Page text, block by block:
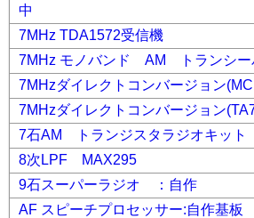
中
7MHz TDA1572受信機
7MHz モノバンド AM トランシー
7MHzダイレクトコンバージョン
7MHzダイレクトコンバージョン
7石AM トランジスタラジオキット
8次LPF MAX295
9石スーパーラジオ ：自作
AF スピーチプロセッサー:自作基板